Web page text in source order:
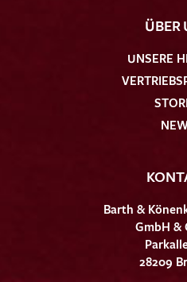
ÜBER
UNSERE
Barth &
GmbH &
28209